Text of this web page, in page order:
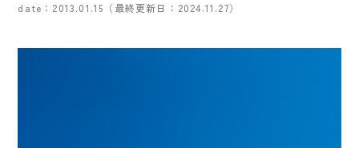
date：2013.01.15（最終更新日：2024.11.27）